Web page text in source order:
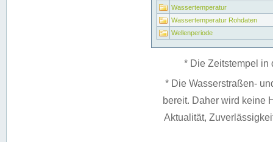
Wassertemperatur
Wassertemperatur Rohdaten
Wellenperiode
* Die Zeitstempel in
* Die Wasserstraßen-
bereit. Daher wird keine
Aktualität,